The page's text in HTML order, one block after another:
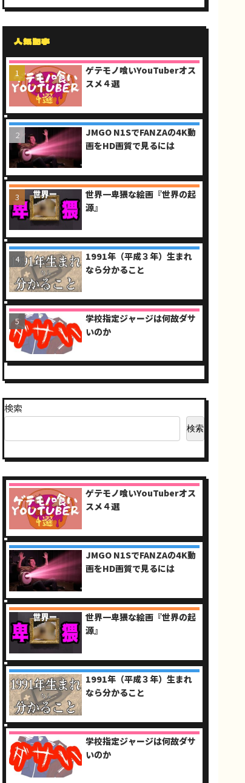
人気記事
ゲテモノ喰いYouTuberオス
スメ４選
JMGO N1SでFANZAの4K動
画をHD画質で見るには
世界一卑猥な絵画『世界の起
源』
1991年（平成３年）生まれ
なら分かること
学校指定ジャージは何故ダサ
いのか
検索
検索
ゲテモノ喰いYouTuberオス
スメ４選
JMGO N1SでFANZAの4K動
画をHD画質で見るには
世界一卑猥な絵画『世界の起
源』
1991年（平成３年）生まれ
なら分かること
学校指定ジャージは何故ダサ
いのか